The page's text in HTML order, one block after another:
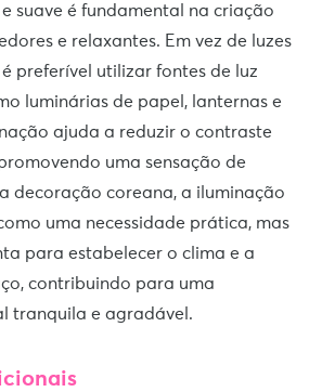
suave é fundamental na criação
e relaxantes. Em vez de luzes
preferível utilizar fontes de luz
luminárias de papel, lanternas e
ajuda a reduzir o contraste
uma sensação de
decoração coreana, a iluminação
uma necessidade prática, mas
para estabelecer o clima e a
contribuindo para uma
tranquila e agradável.